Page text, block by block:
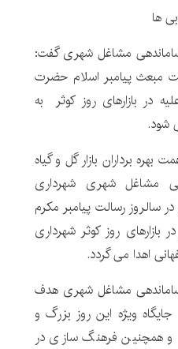
ها
مشاغل شهری گفت:
مبعث پیامبر اسلام حضرت
در بازارهای روز کوثر به
شود.
بهره برداران بازار گل و گیاه
مشاغل شهری شهرداری
سالروز رسالت پیامبر مکرم
در بازارهای روز کوثر شهرداری
اهدا می گردد.
ساماندهی مشاغل شهری هدف
را جایگاه ویژه این روز بزرگ و
همچنین فرهنگ سازی در